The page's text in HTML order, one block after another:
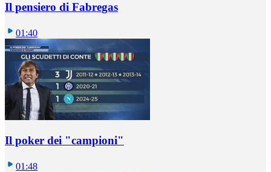
Il pensiero di Fabregas
01:40
Il poker dei "campioni"
01:48